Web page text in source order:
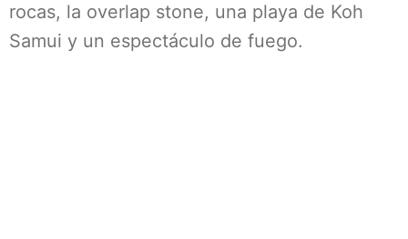
rocas, la overlap stone, una playa de Koh
Samui y un espectáculo de fuego.